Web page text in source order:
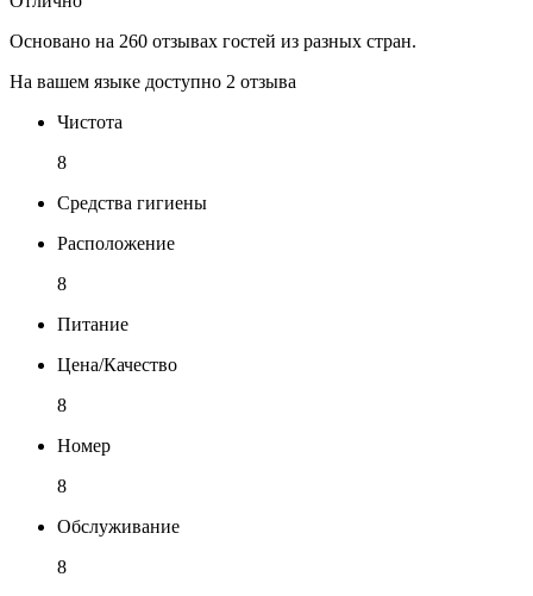
Основано на 260 отзывах гостей из разных стран.
На вашем языке доступно 2 отзыва
Чистота
8
Средства гигиены
Расположение
8
Питание
Цена/Качество
8
Номер
8
Обслуживание
8